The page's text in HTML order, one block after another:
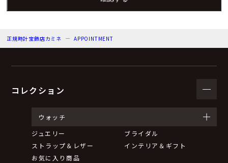
電子メール：info@kamine.co.jp
（３）個人情報の利用目的
弊社からのお知らせ等の情報をお送りするため。
（４）個人情報の第三者提供について
取得した個人情報は法令等による場合を除いて第三者に
提供することはありません。
正規時計宝飾店カミネ APPOINTMENT
コレクション
ウォッチ
ジュエリー
ブライダル
ストラップ＆レザー
インテリア＆ギフト
お気に入り商品